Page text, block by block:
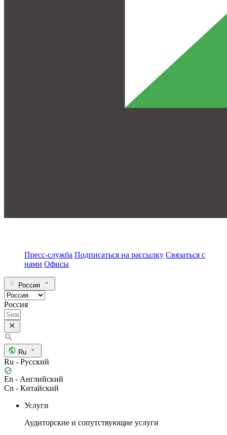
Пресс-служба Подписаться на рассылку Связаться с
нами Офисы
Россия
Россия
Ru
Ru - Русский
En - Английский
Cn - Китайский
Услуги
Аудиторские и сопутствующие услуги